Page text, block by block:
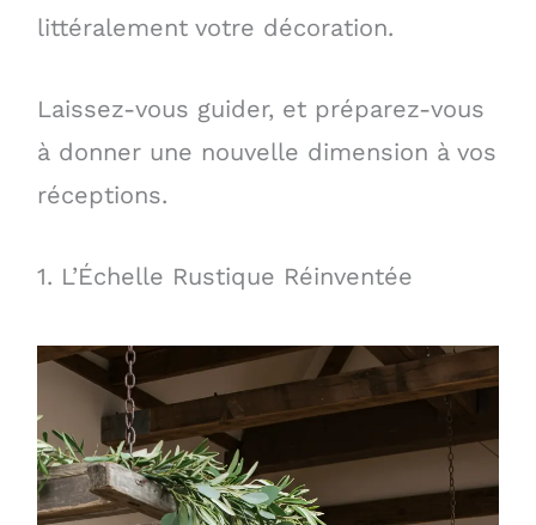
littéralement votre décoration.
Laissez-vous guider, et préparez-vous
à donner une nouvelle dimension à vos
réceptions.
1. L’Échelle Rustique Réinventée